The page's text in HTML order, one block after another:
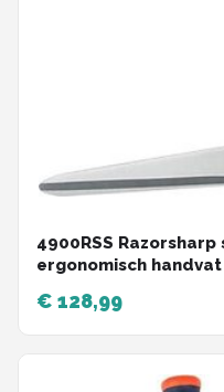
4900RSS
ergonomisch handvat
€ 128,99